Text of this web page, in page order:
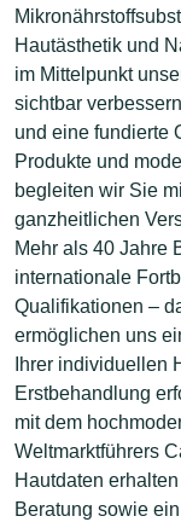
Hautästhetik und
im Mittelpunkt
sichtbar
und eine fundierte
Produkte und
begleiten wir Sie
ganzheitlichen
Mehr als 40 Jahre
internationale
Qualifikationen –
ermöglichen uns
Ihrer individuellen
Erstbehandlung
mit dem
Weltmarktführers
Hautdaten
Beratung sowie